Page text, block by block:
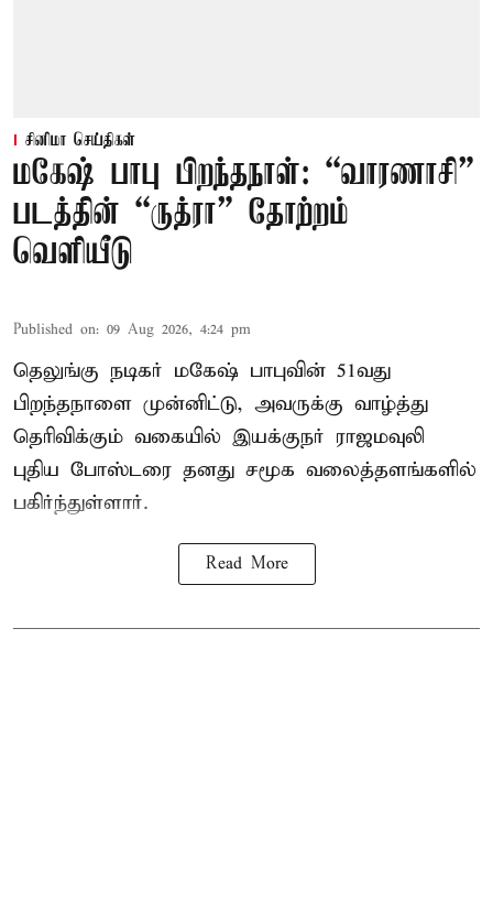
சினிமா செய்திகள்
மகேஷ் பாபு பிறந்தநாள்: “வாரணாசி”
படத்தின் “ருத்ரா” தோற்றம்
வெளியீடு
Published on: 09 Aug 2026, 4:24 pm
தெலுங்கு நடிகர் மகேஷ் பாபுவின் 51வது
பிறந்தநாளை முன்னிட்டு, அவருக்கு வாழ்த்து
தெரிவிக்கும் வகையில் இயக்குநர் ராஜமவுலி
புதிய போஸ்டரை தனது சமூக வலைத்தளங்களில்
பகிர்ந்துள்ளார்.
Read More